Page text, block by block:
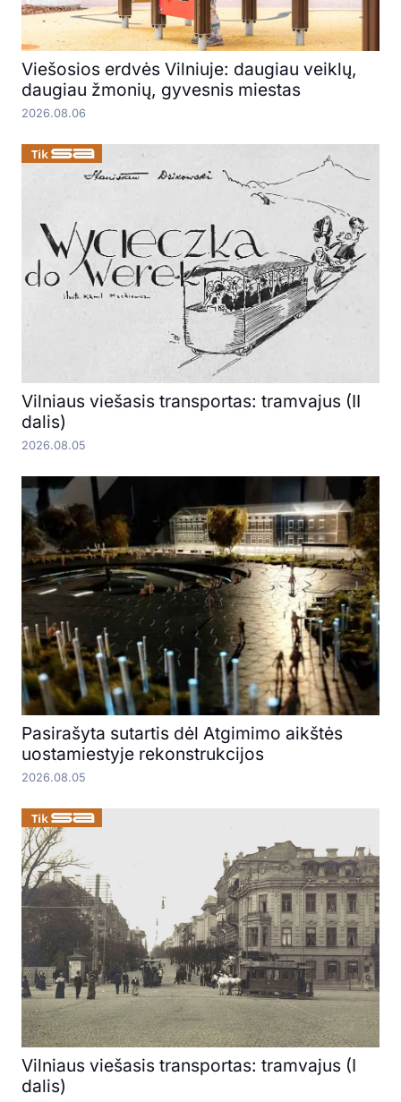
Viešosios erdvės Vilniuje: daugiau veiklų,
daugiau žmonių, gyvesnis miestas
2026.08.06
Vilniaus viešasis transportas: tramvajus (II
dalis)
2026.08.05
Pasirašyta sutartis dėl Atgimimo aikštės
uostamiestyje rekonstrukcijos
2026.08.05
Vilniaus viešasis transportas: tramvajus (I
dalis)